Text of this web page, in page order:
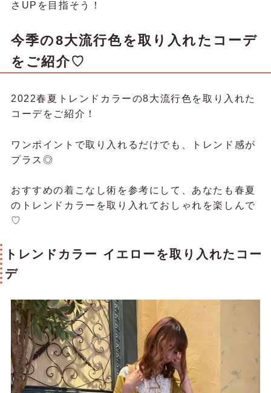
さUPを目指そう！
今季の8大流行色を取り入れたコーデ
をご紹介♡
2022春夏トレンドカラーの8大流行色を取り入れた
コーデをご紹介！
ワンポイントで取り入れるだけでも、トレンド感が
プラス◎
おすすめの着こなし術を参考にして、あなたも春夏
のトレンドカラーを取り入れておしゃれを楽しんで
♡
トレンドカラー イエローを取り入れたコー
デ